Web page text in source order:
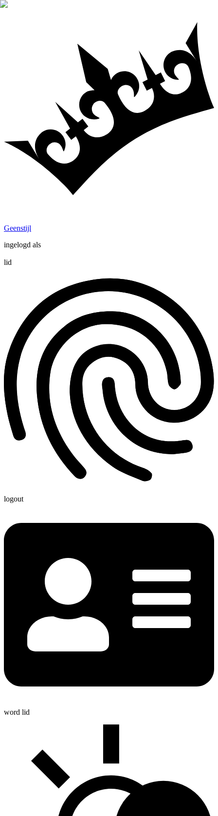
Geenstijl
ingelogd als
lid
logout
word lid